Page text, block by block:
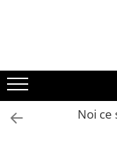
Noi ce